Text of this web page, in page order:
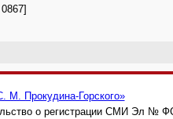
М. Прокудина-Горского»
о регистрации СМИ Эл №